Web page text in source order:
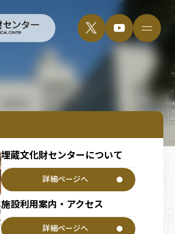
埋蔵文化財センターについて
詳細ページへ
施設利用案内・アクセス
詳細ページへ